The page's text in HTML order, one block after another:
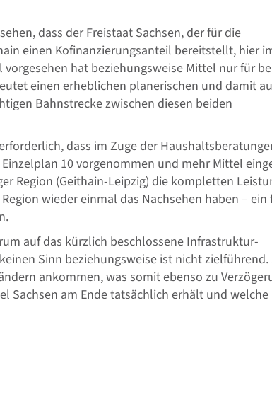
dass der Freistaat Sachsen, der für die
einen Kofinanzierungsanteil bereitstellt, hier
hat beziehungsweise Mittel nur für
einen erheblichen planerischen und damit
Bahnstrecke zwischen diesen beiden
dass im Zuge der
10 vorgenommen und mehr Mittel
Region (Geithain-Leipzig) die kompletten
wieder einmal das Nachsehen haben – ein
auf das kürzlich beschlossene Infrastruktur-
Sinn beziehungsweise ist nicht zielführend.
ankommen, was somit ebenso zu
Sachsen am Ende tatsächlich erhält und welche